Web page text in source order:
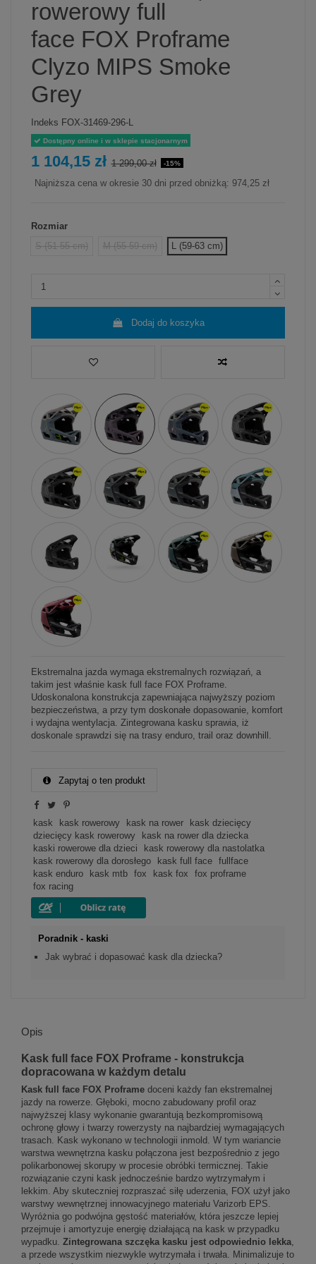
rowerowy full
face FOX Proframe
Clyzo MIPS Smoke
Grey
Indeks FOX-31469-296-L
Dostępny online i w sklepie stacjonarnym
1 104,15 zł 1 299,00 zł -15%
Najniższa cena w okresie 30 dni przed obniżką: 974,25 zł
Rozmiar
S (51-55 cm)
M (55-59 cm) L (59-63 cm)
Dodaj do koszyka
Ekstremalna jazda wymaga ekstremalnych rozwiązań, a
takim jest właśnie kask full face FOX Proframe.
Udoskonalona konstrukcja zapewniająca najwyższy poziom
bezpieczeństwa, a przy tym doskonałe dopasowanie, komfort
i wydajna wentylacja. Zintegrowana kasku sprawia, iż
doskonale sprawdzi się na trasy enduro, trail oraz downhill.
Zapytaj o ten produkt
kask kask rowerowy kask na rower
kask dziecięcy
dziecięcy kask rowerowy
kask na rower dla dziecka
kaski rowerowe dla dzieci
kask rowerowy dla nastolatka
kask rowerowy dla dorosłego
kask full face
fullface
kask enduro
kask mtb fox kask fox
fox proframe
fox racing
Poradnik - kaski
Jak wybrać i dopasować kask dla dziecka?
Opis
Kask full face FOX Proframe - konstrukcja
dopracowana w każdym detalu
Kask full face FOX Proframe doceni każdy fan ekstremalnej
jazdy na rowerze. Głęboki, mocno zabudowany profil oraz
najwyższej klasy wykonanie gwarantują bezkompromisową
ochronę głowy i twarzy rowerzysty na najbardziej wymagających
trasach. Kask wykonano w technologii inmold. W tym wariancie
warstwa wewnętrzna kasku połączona jest bezpośrednio z jego
polikarbonowej skorupy w procesie obróbki termicznej. Takie
rozwiązanie czyni kask jednocześnie bardzo wytrzymałym i
lekkim. Aby skuteczniej rozpraszać siłę uderzenia, FOX użył jako
warstwy wewnętrznej innowacyjnego materiału Varizorb EPS.
Wyróżnia go podwójna gęstość materiałów, która jeszcze lepiej
przejmuje i amortyzuje energię działającą na kask w przypadku
wypadku. Zintegrowana szczęka kasku jest odpowiednio lekka
a przede wszystkim niezwykle wytrzymała i trwała. Minimalizuje to